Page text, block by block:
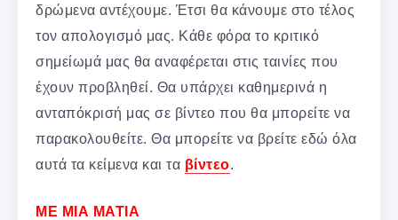
δρώμενα αντέχουμε. Έτσι θα κάνουμε στο τέλος
τον απολογισμό μας. Κάθε φόρα το κριτικό
σημείωμά μας θα αναφέρεται στις ταινίες που
έχουν προβληθεί. Θα υπάρχει καθημερινά η
ανταπόκρισή μας σε βίντεο που θα μπορείτε να
παρακολουθείτε. Θα μπορείτε να βρείτε εδώ όλα
αυτά τα κείμενα και τα βίντεο
ΜΕ ΜΙΑ ΜΑΤΙΑ